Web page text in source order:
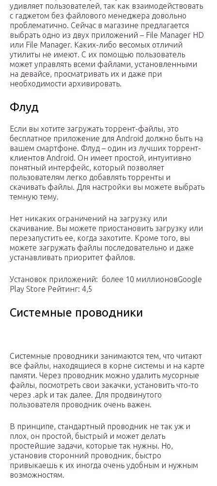
удивляет пользователей, так как взаимодействовать
с гаджетом без файлового менеджера довольно
проблематично. Сейчас в магазине предлагается
выбрать одно из двух приложений – File Manager HD
или File Manager. Каких-либо весомых отличий
утилиты не имеют. С их помощью пользователь
может управлять всеми файлами, установленными
на девайсе, просматривать их и даже при
необходимости архивировать.
Флуд
Если вы хотите загружать торрент-файлы, это
бесплатное приложение для Android должно быть на
вашем смартфоне. Флуд – один из лучших торрент-
клиентов Android. Он имеет простой, интуитивно
понятный интерфейс, который позволяет
пользователям легко добавлять торренты и
скачивать файлы. Для настройки вы можете выбрать
темную тему.
Нет никаких ограничений на загрузку или
скачивание. Вы можете приостановить загрузку или
перезапустить ее, когда захотите. Кроме того, вы
можете загружать файлы последовательно и даже
устанавливать приоритет файлов.
Установок приложений: более 10 миллионовGoogle
Play Store Рейтинг: 4,5
Системные проводники
Системные проводники занимаются тем, что читают
все файлы, находящиеся в корне системы и на карте
памяти. Через проводник можно удалить мусорные
файлы, посмотреть свои закачки, установить что-то
через .apk и так далее. Для продвинутого
пользователя проводник очень важен.
В принципе, стандартный проводник не так уж и
плох, он простой, быстрый и может делать
простейшие задачи, которые так нужны. Но,
установив сторонний проводник, быстро
привыкаешь к их иногда очень удобным и нужным
возможностям.